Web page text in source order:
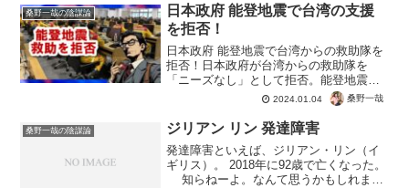
桑野一哉の陰謀論
日本政府 能登地震で台湾の支援
を拒否！
日本政府 能登地震で台湾からの救助隊を
拒否！日本政府が台湾からの救助隊を
「ニーズなし」として拒否。能登地震く
らいの被害では、別に何もする必要なし
と判断。情報提供も食糧支援も行わず、
できることは増税くらいか。頼みは自衛
隊に民間企業だけか・・・...
2024.01.04 桑野一哉
桑野一哉の陰謀論 ジリアン リン 発達障害
発達障害といえば、ジリアン・リン（イ
ギリス）。 2018年に92歳で亡くなった。
知らねーよ。なんて思うかもしれませ